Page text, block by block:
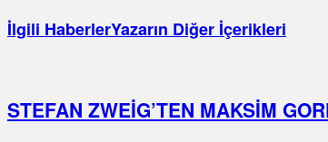
İlgili HaberlerYazarın Diğer İçerikleri
STEFAN ZWEİG’TEN MAKSİM